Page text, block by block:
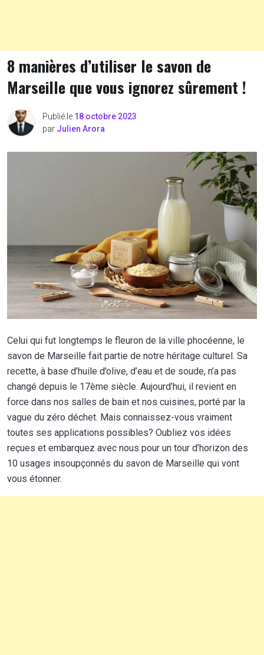
8 manières d’utiliser le savon de
Marseille que vous ignorez sûrement !
Publié le 18 octobre 2023
par Julien Arora
Celui qui fut longtemps le fleuron de la ville phocéenne, le
savon de Marseille fait partie de notre héritage culturel. Sa
recette, à base d’huile d’olive, d’eau et de soude, n’a pas
changé depuis le 17ème siècle. Aujourd’hui, il revient en
force dans nos salles de bain et nos cuisines, porté par la
vague du zéro déchet. Mais connaissez-vous vraiment
toutes ses applications possibles? Oubliez vos idées
reçues et embarquez avec nous pour un tour d’horizon des
10 usages insoupçonnés du savon de Marseille qui vont
vous étonner.